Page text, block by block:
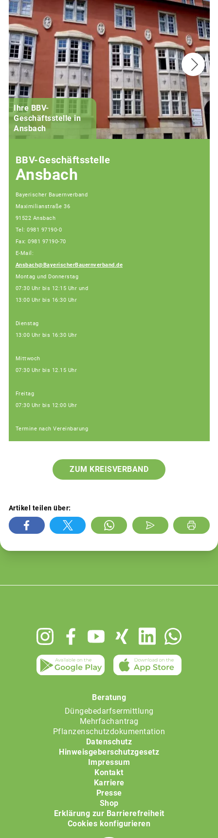
Ihre BBV-
Geschäftsstelle in
Ansbach
BBV-Geschäftsstelle
Ansbach
Bayerischer Bauernverband
Maximilianstraße 36
91522 Ansbach
Tel: 0981 97190-0
Fax: 0981 97190-70
E-Mail:
Ansbach@BayerischerBauernverband.de
Montag und Donnerstag
07:30 Uhr bis 12:15 Uhr und
13:00 Uhr bis 16:30 Uhr
Dienstag
13:00 Uhr bis 16:30 Uhr
Mittwoch
07:30 Uhr bis 12.15 Uhr
Freitag
07:30 Uhr bis 12:00 Uhr
Termine nach Vereinbarung
ZUM KREISVERBAND
Artikel teilen über:
Beratung
Düngebedarfsermittlung
Mehrfachantrag
Pflanzenschutzdokumentation
Datenschutz
Hinweisgeberschutzgesetz
Impressum
Kontakt
Karriere
Presse
Shop
Erklärung zur Barrierefreiheit
Cookies konfigurieren